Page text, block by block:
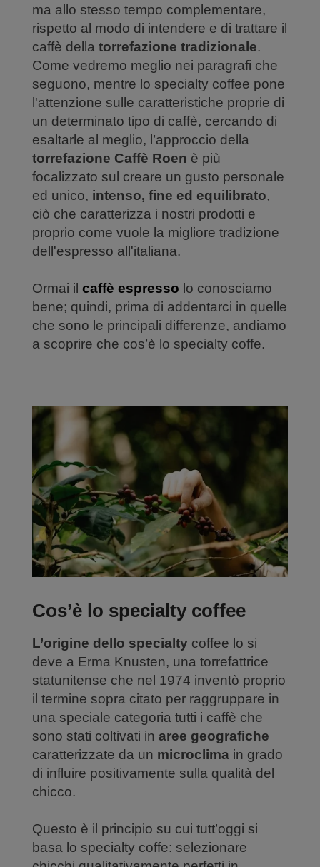
ma allo stesso tempo complementare,
rispetto al modo di intendere e di trattare il
caffè della torrefazione tradizionale.
Come vedremo meglio nei paragrafi che
seguono, mentre lo specialty coffee pone
l'attenzione sulle caratteristiche proprie di
un determinato tipo di caffè, cercando di
esaltarle al meglio, l’approccio della
torrefazione Caffè Roen è più
focalizzato sul creare un gusto personale
ed unico, intenso, fine ed equilibrato,
ciò che caratterizza i nostri prodotti e
proprio come vuole la migliore tradizione
dell'espresso all'italiana.
Ormai il caffè espresso lo conosciamo
bene; quindi, prima di addentarci in quelle
che sono le principali differenze, andiamo
a scoprire che cos’è lo specialty coffe.
Cos’è lo specialty coffee
L’origine dello specialty coffee lo si
deve a Erma Knusten, una torrefattrice
statunitense che nel 1974 inventò proprio
il termine sopra citato per raggruppare in
una speciale categoria tutti i caffè che
sono stati coltivati in aree geografiche
caratterizzate da un microclima in grado
di influire positivamente sulla qualità del
chicco.
Questo è il principio su cui tutt’oggi si
basa lo specialty coffe: selezionare